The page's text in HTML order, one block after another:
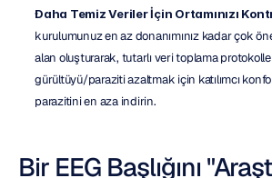
Daha Temiz Veriler İçin Ortamınızı
kurulumunuz en az donanımınız kadar çok
alan oluşturarak, tutarlı veri toplama
gürültüyü/paraziti azaltmak için katılımcı
parazitini en aza indirin.
Bir EEG Başlığını